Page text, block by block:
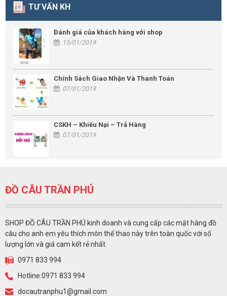
TƯ VẤN KH
Đánh giá của khách hàng với shop
15/01/2019
Chính Sách Giao Nhận Và Thanh Toán
07/01/2019
CSKH – Khiếu Nại – Trả Hàng
07/01/2019
ĐỒ CÂU TRẦN PHÚ
SHOP ĐỒ CÂU TRẦN PHÚ kinh doanh và cung cấp các mặt hàng đồ
câu cho anh em yêu thích môn thể thao này trên toàn quốc với số
lượng lớn và giá cam kết rẻ nhất.
0971 833 994
Hotline:0971 833 994
docautranphu1@gmail.com